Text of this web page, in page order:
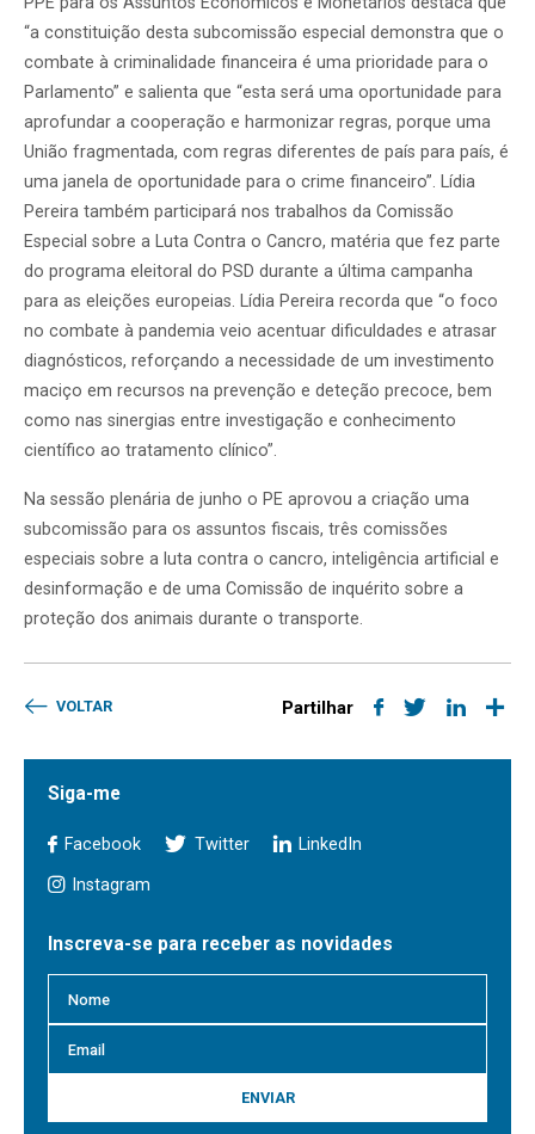
“a constituição desta subcomissão especial demonstra que o
combate à criminalidade financeira é uma prioridade para o
Parlamento” e salienta que “esta será uma oportunidade para
aprofundar a cooperação e harmonizar regras, porque uma
União fragmentada, com regras diferentes de país para país, é
uma janela de oportunidade para o crime financeiro”. Lídia
Pereira também participará nos trabalhos da Comissão
Especial sobre a Luta Contra o Cancro, matéria que fez parte
do programa eleitoral do PSD durante a última campanha
para as eleições europeias. Lídia Pereira recorda que “o foco
no combate à pandemia veio acentuar dificuldades e atrasar
diagnósticos, reforçando a necessidade de um investimento
maciço em recursos na prevenção e deteção precoce, bem
como nas sinergias entre investigação e conhecimento
científico ao tratamento clínico”.
Na sessão plenária de junho o PE aprovou a criação uma
subcomissão para os assuntos fiscais, três comissões
especiais sobre a luta contra o cancro, inteligência artificial e
desinformação e de uma Comissão de inquérito sobre a
proteção dos animais durante o transporte.
VOLTAR Partilhar
Siga-me
Facebook Twitter LinkedIn
Instagram
Inscreva-se para receber as novidades
ENVIAR